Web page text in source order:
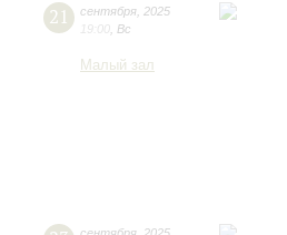
21 сентября 2025
19:00 Вс
Малый зал